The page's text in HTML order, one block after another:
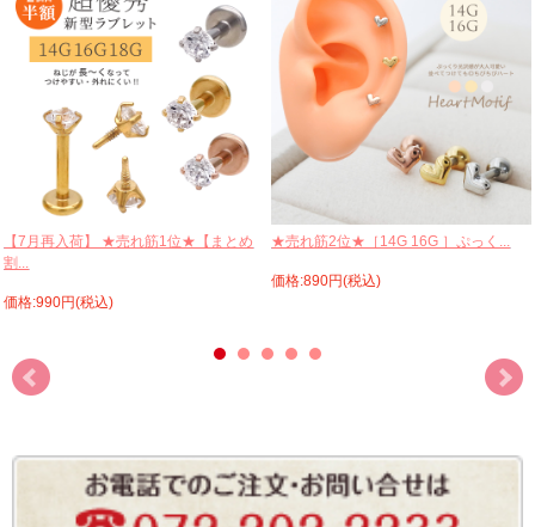
【7月再入荷】 ★売れ筋1位★【まとめ
割...
価格:990円(税込)
★売れ筋2位★［14G 16G ］ぷっく...
価格:890円(税込)